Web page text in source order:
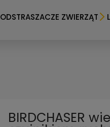
ODSTRASZACZE ZWIERZĄT
BIRDCHASER